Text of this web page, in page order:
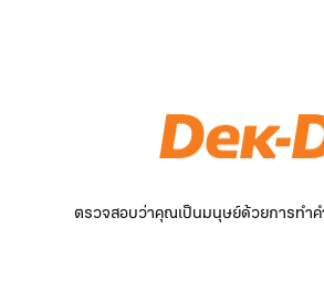
ตรวจสอบว่าคุณเป็นมนุษย์ด้วยการทำค